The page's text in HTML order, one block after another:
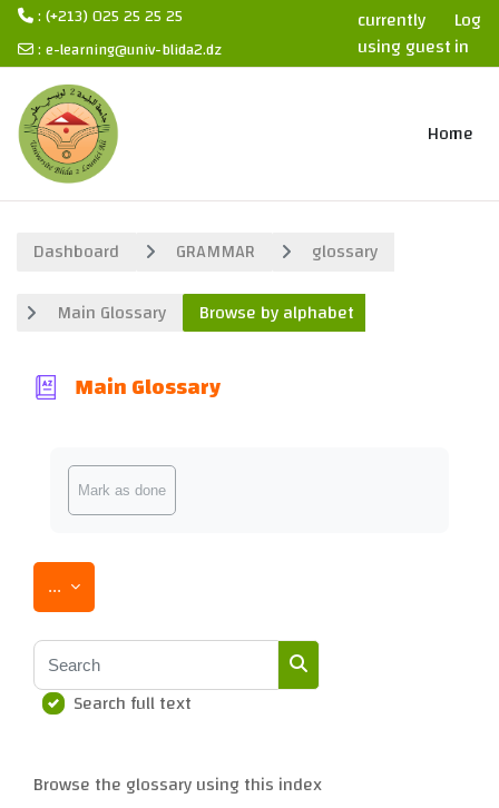
Skip to main content
: (+213) 025 25 25 25
:e-learning@univ-blida2.dz
currently
using guest
access
Log
in
Home
Dashboard GRAMMAR
glossary
Main Glossary
Browse by alphabet
Main Glossary
Completion requirements
Mark as done
... Export entries
Search
Search
Search full text
Browse the glossary using this index